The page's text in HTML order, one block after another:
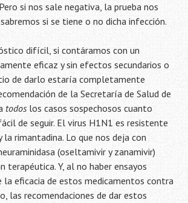
si nos sale negativa, la prueba nos
si se tiene o no dicha infección.
difícil, si contáramos con un
eficaz y sin efectos secundarios o
de darlo estaría completamente
de la Secretaría de Salud de
todoslos casos sospechosos cuanto
de seguir. El virus H1N1 es resistente
la rimantadina. Lo que nos deja con
(oseltamivir y zanamivir)
terapéutica. Y, al no haber ensayos
la eficacia de estos medicamentos contra
las recomendaciones de dar estos